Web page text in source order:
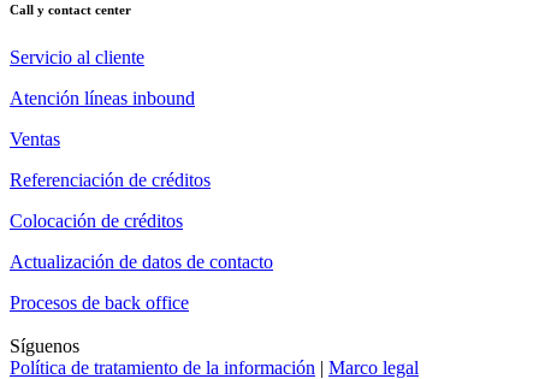
Call y contact center
Servicio al cliente
Atención líneas inbound
Ventas
Referenciación de créditos
Colocación de créditos
Actualización de datos de contacto
Procesos de back office
Síguenos
Política de tratamiento de la información | Marco legal